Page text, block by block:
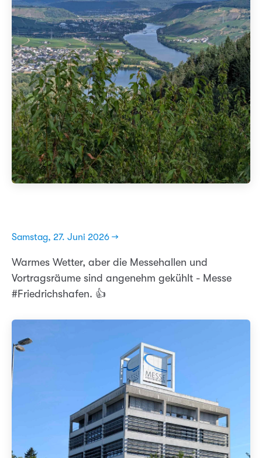
Samstag, 27. Juni 2026 →
Warmes Wetter, aber die Messehallen und
Vortragsräume sind angenehm gekühlt - Messe
#Friedrichshafen. 👍